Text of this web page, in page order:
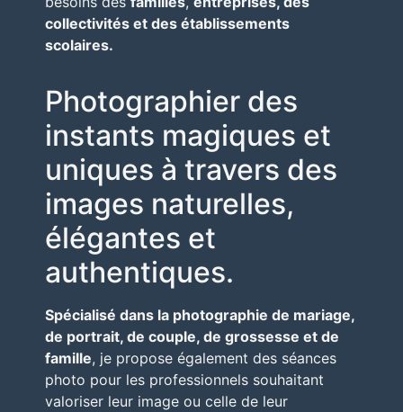
collectivités et des établissements
scolaires.
Photographier des
instants magiques et
uniques à travers des
images naturelles,
élégantes et
authentiques.
Spécialisé dans la photographie de mariage,
de portrait, de couple, de grossesse et de
famille, je propose également des séances
photo pour les professionnels souhaitant
valoriser leur image ou celle de leur